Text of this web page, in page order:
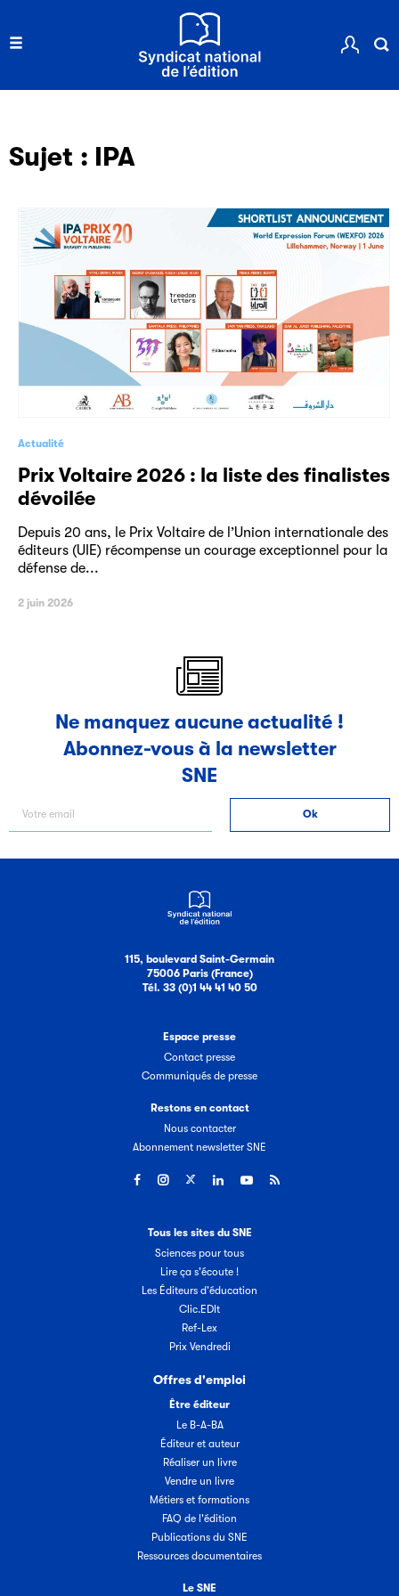
Sujet : IPA
Actualité
Prix Voltaire 2026 : la liste des finalistes
dévoilée
Depuis 20 ans, le Prix Voltaire de l’Union internationale des
éditeurs (UIE) récompense un courage exceptionnel pour la
défense de...
2 juin 2026
Ne manquez aucune actualité !
Abonnez-vous à la newsletter
SNE
115, boulevard Saint-Germain
75006 Paris (France)
Tél. 33 (0)1 44 41 40 50
Espace presse
Contact presse
Communiqués de presse
Restons en contact
Nous contacter
Abonnement newsletter SNE
Tous les sites du SNE
Sciences pour tous
Lire ça s'écoute !
Les Éditeurs d'éducation
Clic.EDIt
Ref-Lex
Prix Vendredi
Offres d'emploi
Être éditeur
Le B-A-BA
Éditeur et auteur
Réaliser un livre
Vendre un livre
Métiers et formations
FAQ de l'édition
Publications du SNE
Ressources documentaires
Le SNE
Filéas est une plateforme en ligne destinée à l’ensemble
des acteurs de la filière du livre. Suivez les ventes de vos